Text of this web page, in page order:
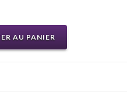
AU PANIER